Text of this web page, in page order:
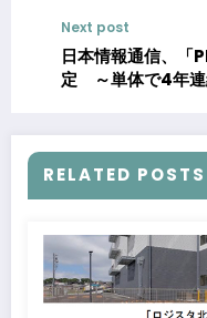
Next post
日本情報通信、「
定 ～単体で4年連
RELATED POSTS